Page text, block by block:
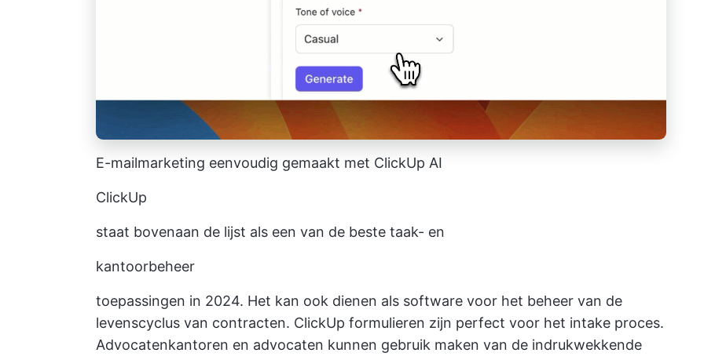
E-mailmarketing eenvoudig gemaakt met ClickUp AI
ClickUp
staat bovenaan de lijst als een van de beste taak- en
kantoorbeheer
toepassingen in 2024. Het kan ook dienen als software voor het beheer van de
levenscyclus van contracten. ClickUp formulieren zijn perfect voor het intake proces.
Advocatenkantoren en advocaten kunnen gebruik maken van de indrukwekkende